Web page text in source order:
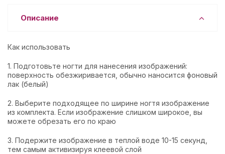
Описание
Как использовать
1. Подготовьте ногти для нанесения изображений:
поверхность обезжиривается, обычно наносится фоновый
лак (белый)
2. Выберите подходящее по ширине ногтя изображение
из комплекта. Если изображение слишком широкое, вы
можете обрезать его по краю
3. Подержите изображение в теплой воде 10-15 секунд,
тем самым активизируя клеевой слой